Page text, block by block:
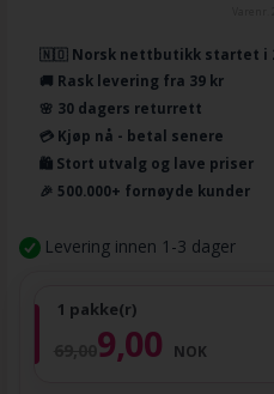
🇳🇴 Norsk nettbutikk startet i
🚚 Rask levering fra 39 kr
🌸 30 dagers returrett
💳 Kjøp nå - betal senere
🛍️ Stort utvalg og lave priser
🎉 500.000+ fornøyde kunder
Levering innen 1-3 dager
1 pakke(r)
9,00 NOK